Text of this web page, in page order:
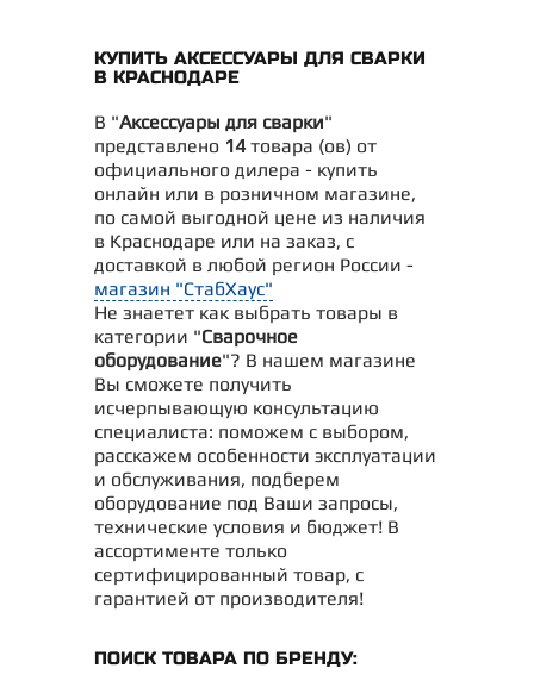
КУПИТЬ АКСЕССУАРЫ ДЛЯ СВАРКИ
В КРАСНОДАРЕ
В "Аксессуары для сварки"
представлено 14 товара (ов) от
официального дилера - купить
онлайн или в розничном магазине,
по самой выгодной цене из наличия
в Краснодаре или на заказ, с
доставкой в любой регион России -
магазин "СтабХаус"
Не знаетет как выбрать товары в
категории "Сварочное
оборудование"? В нашем магазине
Вы сможете получить
исчерпывающую консультацию
специалиста: поможем с выбором,
расскажем особенности эксплуатации
и обслуживания, подберем
оборудование под Ваши запросы,
технические условия и бюджет! В
ассортименте только
сертифицированный товар, с
гарантией от производителя!
ПОИСК ТОВАРА ПО БРЕНДУ: